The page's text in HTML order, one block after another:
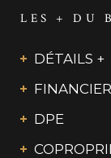
LES + DU
DÉTAILS +
FINANCIER
DPE